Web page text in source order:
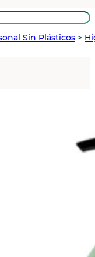
Sin Plásticos >